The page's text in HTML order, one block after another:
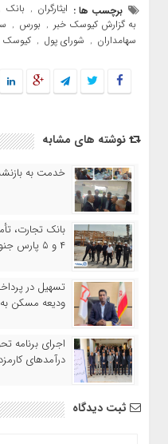
برچسب ها : ایثارگران , بانک
به گزارش کیوسک خبر , بورس ,
سهامداران , شورای پول , کیوسک
نوشته های مشابه
خدمت به
بانک تجارت،
۴ و ۵ پارس جنوبی
ودیعه مسکن
اجرای برنامه
درآمدهای
ثبت دیدگاه